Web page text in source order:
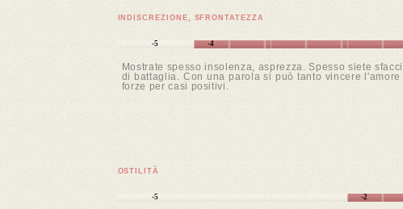
INDISCREZIONE, SFRONTATEZZA
-5 -4
Mostrate spesso insolenza, asprezza. Spesso siete
di battaglia. Con una parola si può tanto vincere
forze per casi positivi.
OSTILITÀ
-5 -2